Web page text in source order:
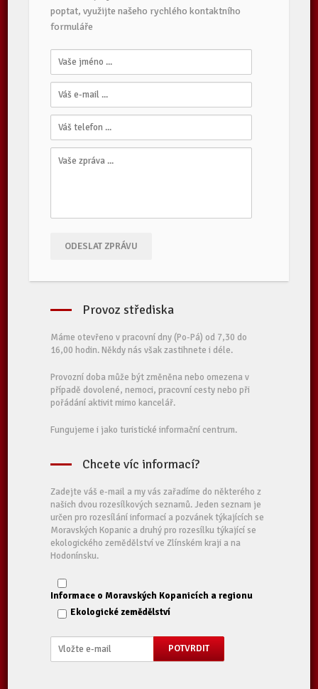
poptat, využijte našeho rychlého kontaktního
formuláře
ODESLAT ZPRÁVU
Provoz střediska
Máme otevřeno v pracovní dny (Po-Pá) od 7,30 do
16,00 hodin. Někdy nás však zastihnete i déle.
Provozní doba může být změněna nebo omezena v
případě dovolené, nemoci, pracovní cesty nebo při
pořádání aktivit mimo kancelář.
Fungujeme i jako turistické informační centrum.
Chcete víc informací?
Zadejte váš e-mail a my vás zařadíme do některého z
našich dvou rozesílkových seznamů. Jeden seznam je
určen pro rozesílání informací a pozvánek týkajících se
Moravských Kopanic a druhý pro rozesílku týkající se
ekologického zemědělství ve Zlínském kraji a na
Hodonínsku.
Informace o Moravských Kopanicích a regionu
Ekologické zemědělství